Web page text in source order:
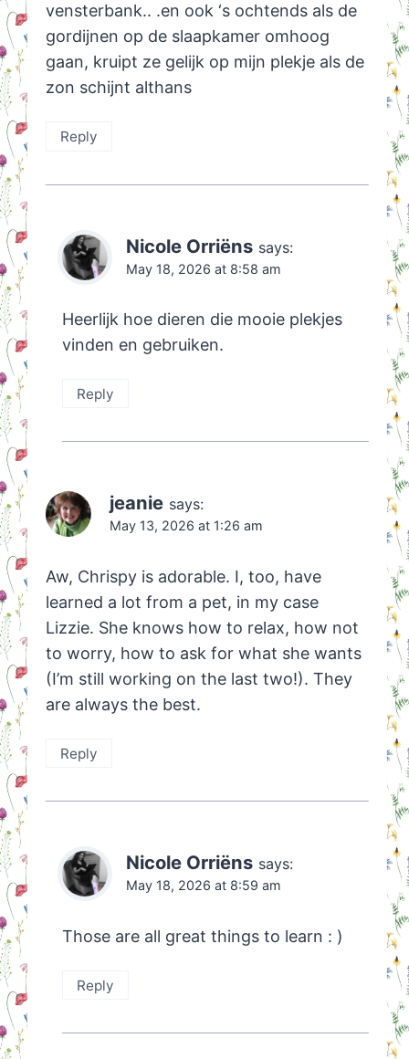
vensterbank.. .en ook ‘s ochtends als de
gordijnen op de slaapkamer omhoog
gaan, kruipt ze gelijk op mijn plekje als de
zon schijnt althans
Reply
Nicole Orriëns says:
May 18, 2026 at 8:58 am
Heerlijk hoe dieren die mooie plekjes
vinden en gebruiken.
Reply
jeanie says:
May 13, 2026 at 1:26 am
Aw, Chrispy is adorable. I, too, have
learned a lot from a pet, in my case
Lizzie. She knows how to relax, how not
to worry, how to ask for what she wants
(I’m still working on the last two!). They
are always the best.
Reply
Nicole Orriëns says:
May 18, 2026 at 8:59 am
Those are all great things to learn : )
Reply